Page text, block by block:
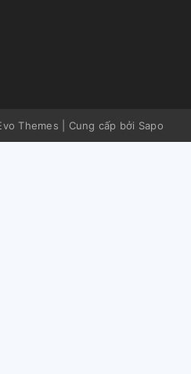
Themes Cung cấp bởi Sapo